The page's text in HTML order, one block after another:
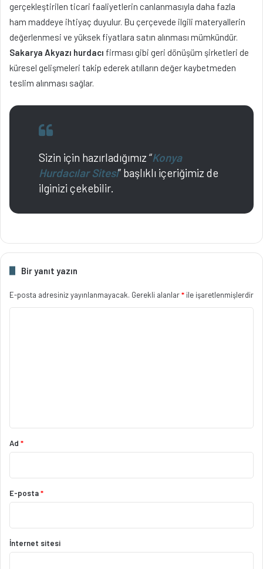
gerçekleştirilen ticari faaliyetlerin canlanmasıyla daha fazla
ham maddeye ihtiyaç duyulur. Bu çerçevede ilgili materyallerin
değerlenmesi ve yüksek fiyatlara satın alınması mümkündür.
Sakarya Akyazı hurdacı firması gibi geri dönüşüm şirketleri de
küresel gelişmeleri takip ederek atılların değer kaybetmeden
teslim alınması sağlar.
Sizin için hazırladığımız “Konya
Hurdacılar Sitesi” başlıklı içeriğimiz de
ilginizi çekebilir.
Bir yanıt yazın
E-posta adresiniz yayınlanmayacak. Gerekli alanlar* ile işaretlenmişlerdir
Ad *
E-posta*
İnternet sitesi